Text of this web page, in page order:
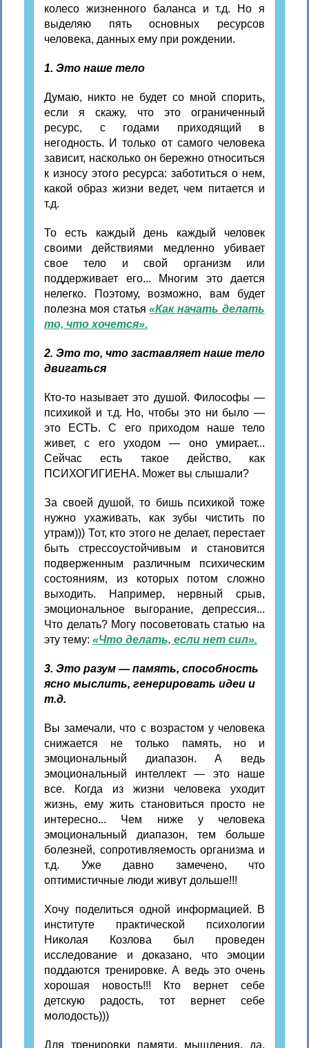
колесо жизненного баланса и т.д. Но я
выделяю пять основных ресурсов
человека, данных ему при рождении.
1. Это наше тело
Думаю, никто не будет со мной спорить,
если я скажу, что это ограниченный
ресурс, с годами приходящий в
негодность. И только от самого человека
зависит, насколько он бережно относиться
к износу этого ресурса: заботиться о нем,
какой образ жизни ведет, чем питается и
т.д.
То есть каждый день каждый человек
своими действиями медленно убивает
свое тело и свой организм или
поддерживает его... Многим это дается
нелегко. Поэтому, возможно, вам будет
полезна моя статья «Как начать делать
то, что хочется».
2. Это то, что заставляет наше тело
двигаться
Кто-то называет это душой. Философы —
психикой и т.д. Но, чтобы это ни было —
это ЕСТЬ. С его приходом наше тело
живет, с его уходом — оно умирает...
Сейчас есть такое действо, как
ПСИХОГИГИЕНА. Может вы слышали?
За своей душой, то бишь психикой тоже
нужно ухаживать, как зубы чистить по
утрам))) Тот, кто этого не делает, перестает
быть стрессоустойчивым и становится
подверженным различным психическим
состояниям, из которых потом сложно
выходить. Например, нервный срыв,
эмоциональное выгорание, депрессия...
Что делать? Могу посоветовать статью на
эту тему: «Что делать, если нет сил».
3. Это разум — память, способность
ясно мыслить, генерировать идеи и
т.д.
Вы замечали, что с возрастом у человека
снижается не только память, но и
эмоциональный диапазон. А ведь
эмоциональный интеллект — это наше
все. Когда из жизни человека уходит
жизнь, ему жить становиться просто не
интересно... Чем ниже у человека
эмоциональный диапазон, тем больше
болезней, сопротивляемость организма и
т.д. Уже давно замечено, что
оптимистичные люди живут дольше!!!
Хочу поделиться одной информацией. В
институте практической психологии
Николая Козлова был проведен
исследование и доказано, что эмоции
поддаются тренировке. А ведь это очень
хорошая новость!!! Кто вернет себе
детскую радость, тот вернет себе
молодость)))
Для тренировки памяти, мышления, да,